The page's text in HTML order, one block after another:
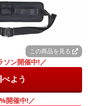
この商品を見る
ソン開催中!／
よう
開催中!／